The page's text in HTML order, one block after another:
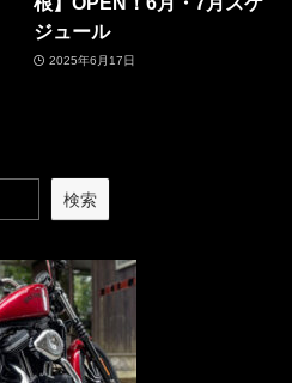
ジュール
2025年6月17日
検索